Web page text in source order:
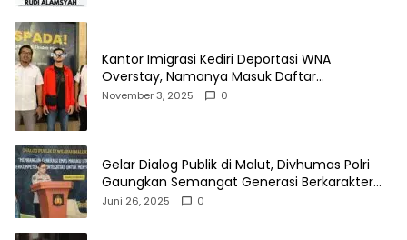
Kantor Imigrasi Kediri Deportasi WNA
Overstay, Namanya Masuk Daftar
Penangkalan
November 3, 2025 0
Gelar Dialog Publik di Malut, Divhumas Polri
Gaungkan Semangat Generasi Berkarakter
dan Berintegritas
Juni 26, 2025 0